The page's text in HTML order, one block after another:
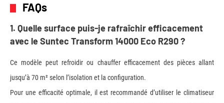
FAQs
1. Quelle surface puis-je rafraîchir efficacement
avec le Suntec Transform 14000 Eco R290 ?
Ce modèle peut refroidir ou chauffer efficacement des pièces allant
jusqu’à 70 m² selon l’isolation et la configuration.
Pour une efficacité optimale, il est recommandé d’utiliser le climatiseur